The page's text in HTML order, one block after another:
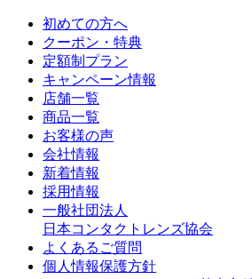
初めての方へ
クーポン・特典
定額制プラン
キャンペーン情報
店舗一覧
商品一覧
お客様の声
会社情報
新着情報
採用情報
一般社団法人
日本コンタクトレンズ協会
よくあるご質問
個人情報保護方針